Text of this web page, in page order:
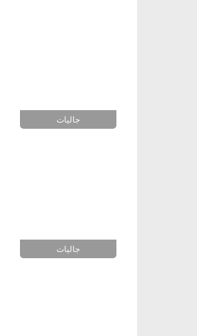
جاليات
جاليات